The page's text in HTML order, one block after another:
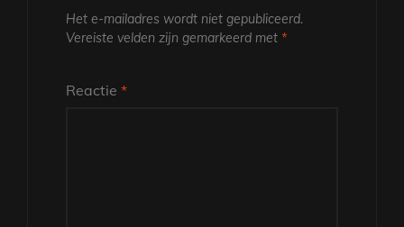
Het e-mailadres wordt niet gepubliceerd.
Vereiste velden zijn gemarkeerd met *
Reactie *